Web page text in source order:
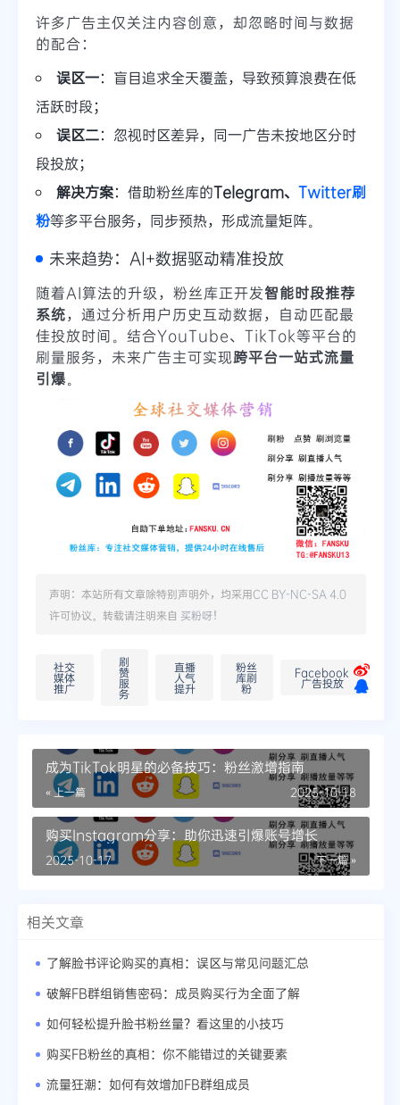
许多广告主仅关注内容创意，却忽略时间与数据
的配合：
误区一：盲目追求全天覆盖，导致预算浪费在低
活跃时段；
误区二：忽视时区差异，同一广告未按地区分时
段投放；
解决方案：借助粉丝库的Telegram、 Twitter刷
粉等多平台服务，同步预热，形成流量矩阵。
未来趋势：AI+数据驱动精准投放
随着AI算法的升级，粉丝库正开发智能时段推荐
系统，通过分析用户历史互动数据，自动匹配最
佳投放时间。结合YouTube、TikTok等平台的
刷量服务，未来广告主可实现跨平台一站式流量
引爆。
声明：本站所有文章除特别声明外，均采用CC BY-NC-SA 4.0
许可协议。转载请注明来自 买粉呀！
社交
媒体
推广
刷
赞
服
务
直播
人气
提升
粉丝
库刷
粉
Facebook
广告投放
成为TikTok明星的必备技巧：粉丝激增指南
« 上一篇 2025-10-18
购买Instagram分享：助你迅速引爆账号增长
下一篇 »
2025-10-17
相关文章
了解脸书评论购买的真相：误区与常见问题汇总
破解FB群组销售密码：成员购买行为全面了解
如何轻松提升脸书粉丝量？看这里的小技巧
购买FB粉丝的真相：你不能错过的关键要素
流量狂潮：如何有效增加FB群组成员